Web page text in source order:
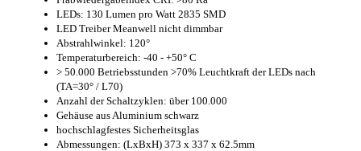
LEDs: 130 Lumen pro Watt 2835 SMD
LED Treiber Meanwell nicht dimmbar
Abstrahlwinkel: 120°
Temperaturbereich: -40 - +50° C
> 50.000 Betriebsstunden >70% Leuchtkraft der LEDs nach
(TA=30° / L70)
Anzahl der Schaltzyklen: über 100.000
Gehäuse aus Aluminium schwarz
hochschlagfestes Sicherheitsglas
Abmessungen: (LxBxH) 373 x 337 x 62.5mm